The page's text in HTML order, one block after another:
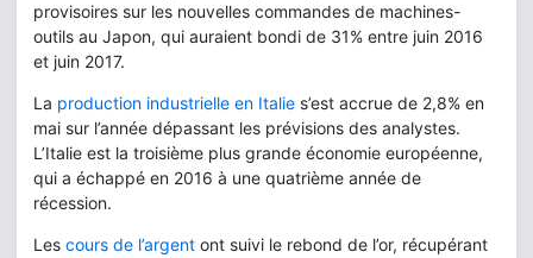
provisoires sur les nouvelles commandes de machines-
outils au Japon, qui auraient bondi de 31% entre juin 2016
et juin 2017.
La production industrielle en Italie s’est accrue de 2,8% en
mai sur l’année dépassant les prévisions des analystes.
L’Italie est la troisième plus grande économie européenne,
qui a échappé en 2016 à une quatrième année de
récession.
Les cours de l’argent ont suivi le rebond de l’or, récupérant